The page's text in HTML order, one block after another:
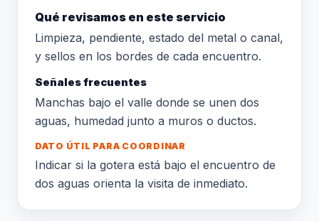
Qué revisamos en este servicio
Limpieza, pendiente, estado del metal o canal,
y sellos en los bordes de cada encuentro.
Señales frecuentes
Manchas bajo el valle donde se unen dos
aguas, humedad junto a muros o ductos.
DATO ÚTIL PARA COORDINAR
Indicar si la gotera está bajo el encuentro de
dos aguas orienta la visita de inmediato.